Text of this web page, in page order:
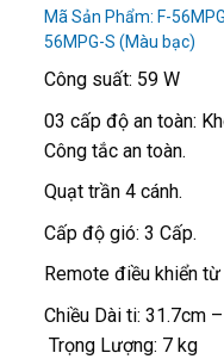
Mã Sản Phẩm: F-
56MPG-S (Màu bạc)
Công suất: 59 W
03 cấp độ an toàn:
Công tắc an toàn.
Quạt trần 4 cánh.
Cấp độ gió: 3 Cấp.
Remote điều khiển từ
Chiều Dài ti: 31.7cm
Trọng Lượng: 7 kg